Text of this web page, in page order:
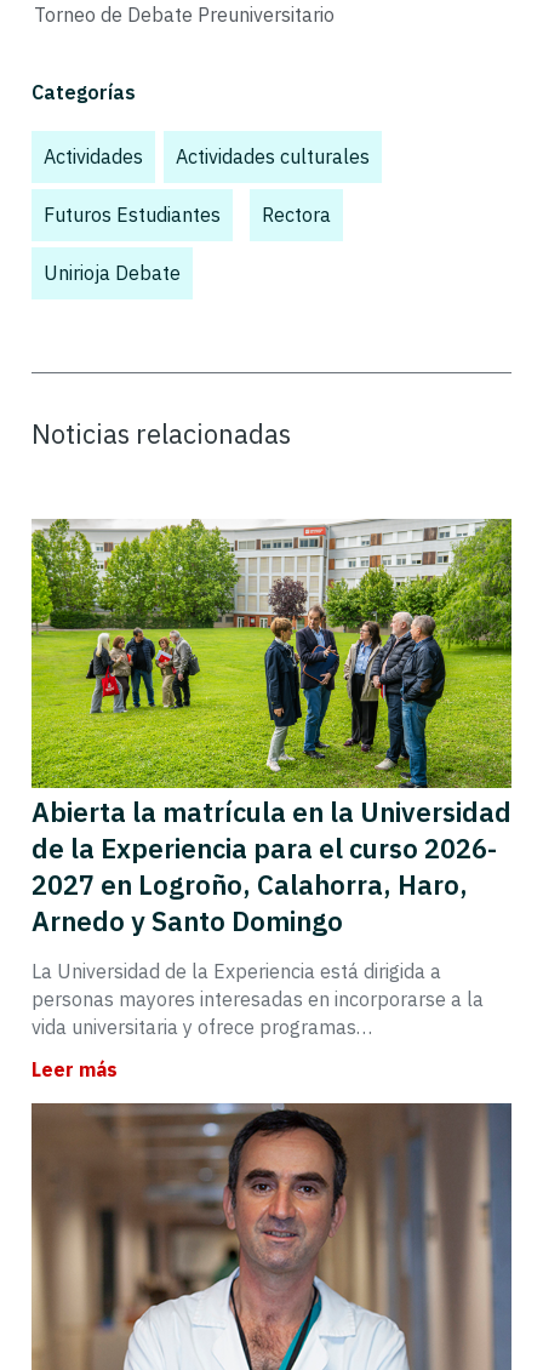
Torneo de Debate Preuniversitario
Categorías
Actividades Actividades culturales
Futuros Estudiantes Rectora
Unirioja Debate
Noticias relacionadas
Abierta la matrícula en la Universidad
de la Experiencia para el curso 2026-
2027 en Logroño, Calahorra, Haro,
Arnedo y Santo Domingo
La Universidad de la Experiencia está dirigida a
personas mayores interesadas en incorporarse a la
vida universitaria y ofrece programas…
Leer más